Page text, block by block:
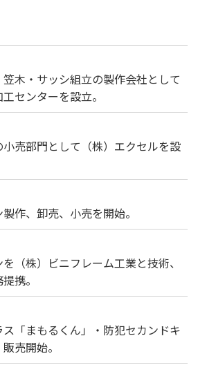
木・サッシ組立の製作会社として
センターを設立。
売部門として（株）エクセルを設
作、卸売、小売を開始。
（株）ビニフレーム工業と技術、
携。
「まもるくん」・防犯セカンドキ
売開始。